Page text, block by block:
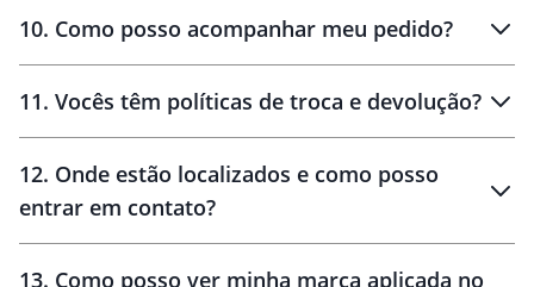
amostras
10. Como posso acompanhar meu pedido?
11. Vocês têm políticas de troca e devolução?
30 dias
12. Onde estão localizados e como posso
entrar em contato?
13. Como posso ver minha marca aplicada no